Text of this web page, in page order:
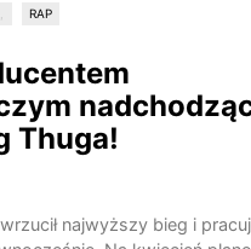
RAP
Thuga!
najwyższy bieg i